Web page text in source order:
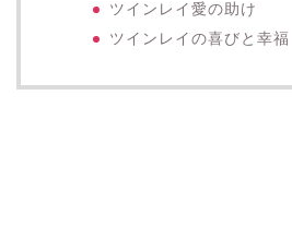
ツインレイ愛の助け
ツインレイの喜びと幸福